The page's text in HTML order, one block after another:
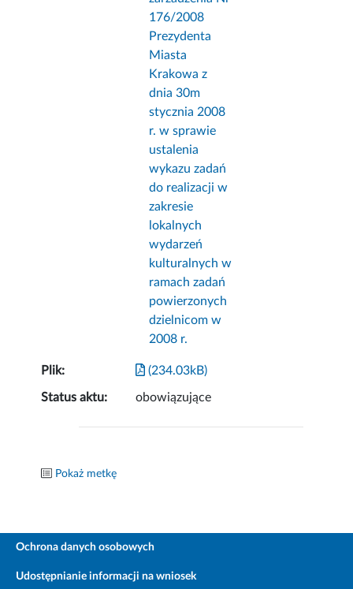
176/2008
Prezydenta
Miasta
Krakowa z
dnia 30m
stycznia 2008
r. w sprawie
ustalenia
wykazu zadań
do realizacji w
zakresie
lokalnych
wydarzeń
kulturalnych w
ramach zadań
powierzonych
dzielnicom w
2008 r.
Plik: (234.03kB)
Status aktu: obowiązujące
Pokaż metkę
Ochrona danych osobowych
Udostępnianie informacji na wniosek